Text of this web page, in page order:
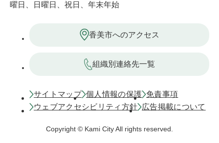
曜日、日曜日、祝日、年末年始
香美市へのアクセス
組織別連絡先一覧
サイトマップ 個人情報の保護 免責事項
ウェブアクセシビリティ方針
広告掲載について
Copyright © Kami City All rights reserved.